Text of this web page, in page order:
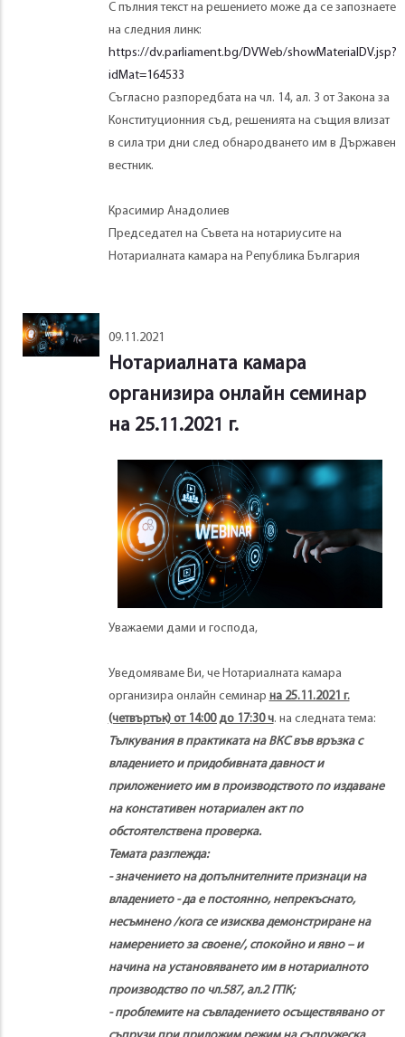
С пълния текст на решението може да се запознаете
на следния линк:
https://dv.parliament.bg/DVWeb/showMaterialDV.jsp?
idMat=164533
Съгласно разпоредбата на чл. 14, ал. 3 от Закона за
Конституционния съд, решенията на същия влизат
в сила три дни след обнародването им в Държавен
вестник.
Красимир Анадолиев
Председател на Съвета на нотариусите на
Нотариалната камара на Република България
09.11.2021
Нотариалната камара
организира онлайн семинар
на 25.11.2021 г.
Уважаеми дами и господа,
Уведомяваме Ви, че Нотариалната камара
организира онлайн семинар на 25.11.2021 г.
(четвъртък) от 14:00 до 17:30 ч. на следната тема:
Тълкувания в практиката на ВКС във връзка с
владението и придобивната давност и
приложението им в производството по издаване
на констативен нотариален акт по
обстоятелствена проверка.
Темата разглежда:
- значението на допълнителните признаци на
владението - да е постоянно, непрекъснато,
несъмнено /кога се изисква демонстриране на
намерението за своене/, спокойно и явно – и
начина на установяването им в нотариалното
производство по чл.587, ал.2 ГПК;
- проблемите на съвладението осъществявано от